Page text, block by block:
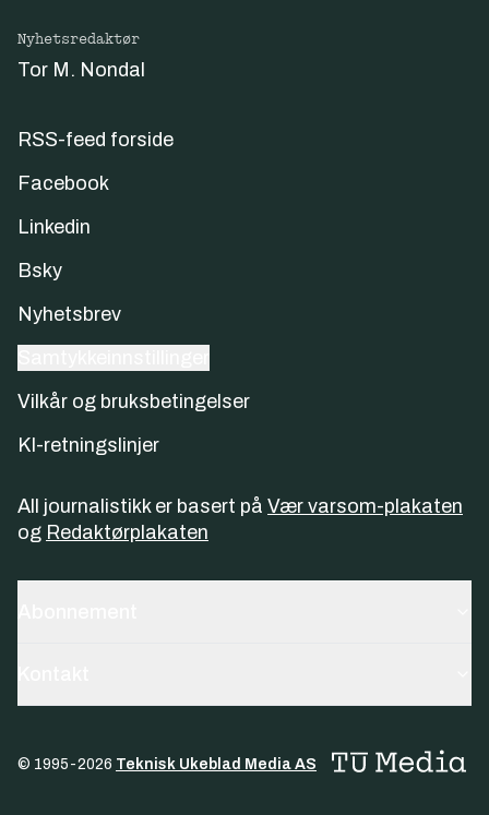
Nyhetsredaktør
Tor M. Nondal
RSS-feed forside
Facebook
Linkedin
Bsky
Nyhetsbrev
Vilkår og bruksbetingelser
KI-retningslinjer
All journalistikk er basert på Vær varsom-plakaten
og Redaktørplakaten
© 1995-2026 Teknisk Ukeblad Media AS